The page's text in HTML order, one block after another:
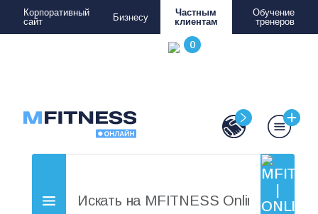
Корпоративный
сайт
Бизнесу
Частным
клиентам
Обучение
тренеров